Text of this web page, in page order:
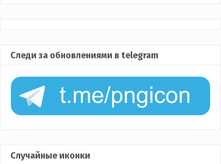
Следи за обновлениями в telegram
Случайные иконки